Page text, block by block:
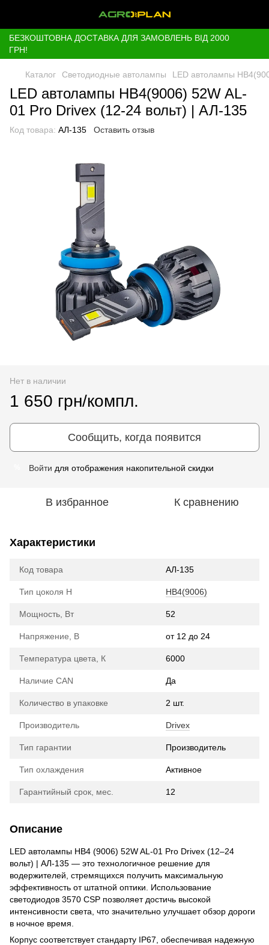
БЕЗКОШТОВНА ДОСТАВКА ДЛЯ ЗАМОВЛЕНЬ ВІД 2000
ГРН!
Каталог Светодиодные автолампы LED автолампы
LED автолампы HВ4(9006) 52W AL-
01 Pro Drivex (12-24 вольт) | АЛ-135
Код товара: АЛ-135 Оставить отзыв
Нет в наличии
1 650 грн/компл.
Сообщить, когда появится
Войти для отображения накопительной скидки
В избранное К сравнению
Характеристики
Код товара АЛ-135
Тип цоколя H HB4(9006)
Мощность, Вт 52
Напряжение, В от 12 до 24
Температура цвета, К 6000
Наличие CAN Да
Количество в упаковке 2 шт.
Производитель Drivex
Тип гарантии Производитель
Тип охлаждения Активное
Гарантийный срок, мес. 12
Описание
LED автолампы HB4 (9006) 52W AL-01 Pro Drivex (12–24
вольт) | АЛ-135 — это технологичное решение для
водержителей, стремящихся получить максимальную
эффективность от штатной оптики. Использование
светодиодов 3570 CSP позволяет достичь высокой
интенсивности света, что значительно улучшает обзор дороги
в ночное время.
Корпус соответствует стандарту IP67, обеспечивая надежную